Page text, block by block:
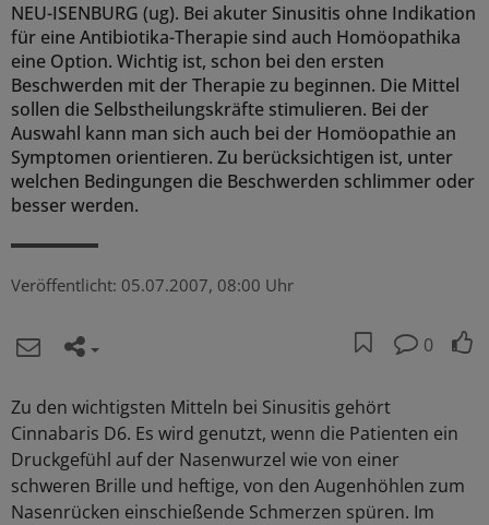
NEU-ISENBURG (ug). Bei akuter Sinusitis ohne Indikation
für eine Antibiotika-Therapie sind auch Homöopathika
eine Option. Wichtig ist, schon bei den ersten
Beschwerden mit der Therapie zu beginnen. Die Mittel
sollen die Selbstheilungskräfte stimulieren. Bei der
Auswahl kann man sich auch bei der Homöopathie an
Symptomen orientieren. Zu berücksichtigen ist, unter
welchen Bedingungen die Beschwerden schlimmer oder
besser werden.
Veröffentlicht: 05.07.2007, 08:00 Uhr
0
Zu den wichtigsten Mitteln bei Sinusitis gehört
Cinnabaris D6. Es wird genutzt, wenn die Patienten ein
Druckgefühl auf der Nasenwurzel wie von einer
schweren Brille und heftige, von den Augenhöhlen zum
Nasenrücken einschießende Schmerzen spüren. Im